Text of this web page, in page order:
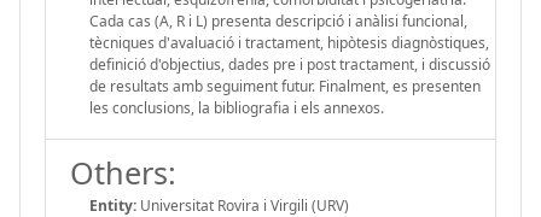
Cada cas (A, R i L) presenta descripció i anàlisi funcional,
tècniques d'avaluació i tractament, hipòtesis diagnòstiques,
definició d'objectius, dades pre i post tractament, i discussió
de resultats amb seguiment futur. Finalment, es presenten
les conclusions, la bibliografia i els annexos.
Others:
Entity: Universitat Rovira i Virgili (URV)